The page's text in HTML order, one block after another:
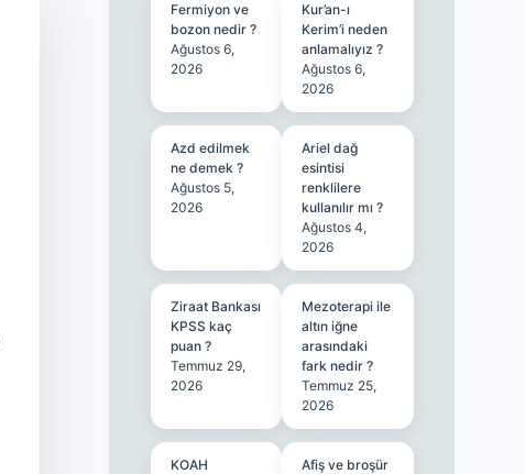
Fermiyon ve
bozon nedir ?
Ağustos 6,
2026
Kur’an-ı
Kerim’i neden
anlamalıyız ?
Ağustos 6,
2026
Azd edilmek
ne demek ?
Ağustos 5,
2026
Ariel dağ
esintisi
renklilere
kullanılır mı ?
Ağustos 4,
2026
Ziraat Bankası
KPSS kaç
puan ?
Temmuz 29,
2026
Mezoterapi ile
altın iğne
arasındaki
fark nedir ?
Temmuz 25,
2026
KOAH
Afiş ve broşür